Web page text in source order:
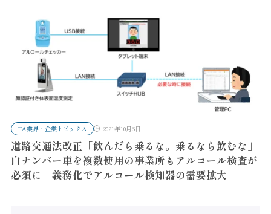
FA業界・企業トピックス 2021年10月6日
道路交通法改正「飲んだら乗るな。乗るなら飲むな」
白ナンバー車を複数使用の事業所もアルコール検査が
必須に 義務化でアルコール検知器の需要拡大